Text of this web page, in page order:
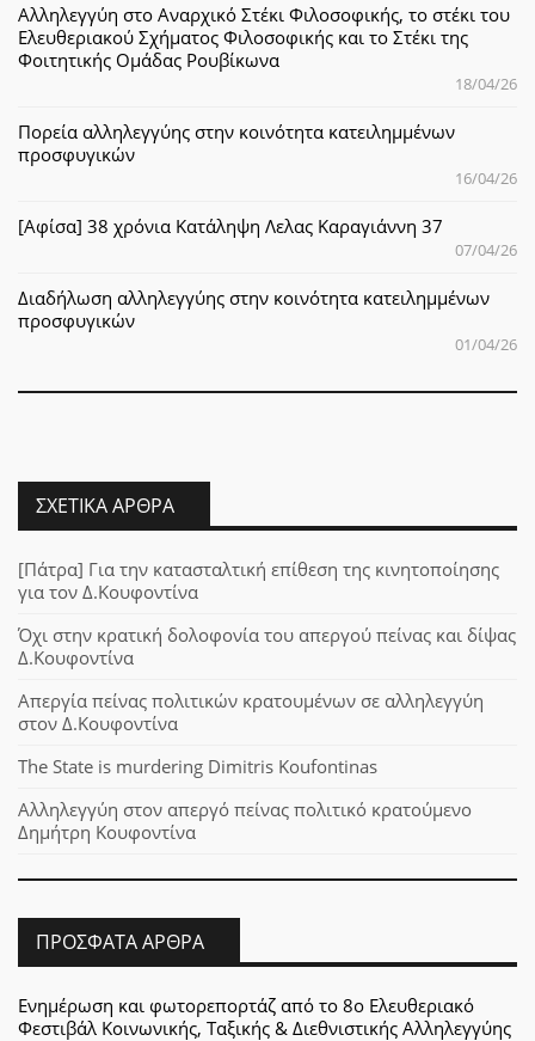
Αλληλεγγύη στο Αναρχικό Στέκι Φιλοσοφικής, το στέκι του
Ελευθεριακού Σχήματος Φιλοσοφικής και το Στέκι της
Φοιτητικής Ομάδας Ρουβίκωνα
18/04/26
Πορεία αλληλεγγύης στην κοινότητα κατειλημμένων
προσφυγικών
16/04/26
[Αφίσα] 38 χρόνια Κατάληψη Λελας Καραγιάννη 37
07/04/26
Διαδήλωση αλληλεγγύης στην κοινότητα κατειλημμένων
προσφυγικών
01/04/26
ΣΧΕΤΙΚΆ ΆΡΘΡΑ
[Πάτρα] Για την κατασταλτική επίθεση της κινητοποίησης
για τον Δ.Κουφοντίνα
Όχι στην κρατική δολοφονία του απεργού πείνας και δίψας
Δ.Κουφοντίνα
Απεργία πείνας πολιτικών κρατουμένων σε αλληλεγγύη
στον Δ.Κουφοντίνα
The State is murdering Dimitris Koufontinas
Αλληλεγγύη στον απεργό πείνας πολιτικό κρατούμενο
Δημήτρη Κουφοντίνα
ΠΡΌΣΦΑΤΑ ΆΡΘΡΑ
Ενημέρωση και φωτορεπορτάζ από το 8ο Ελευθεριακό
Φεστιβάλ Κοινωνικής, Ταξικής & Διεθνιστικής Αλληλεγγύης